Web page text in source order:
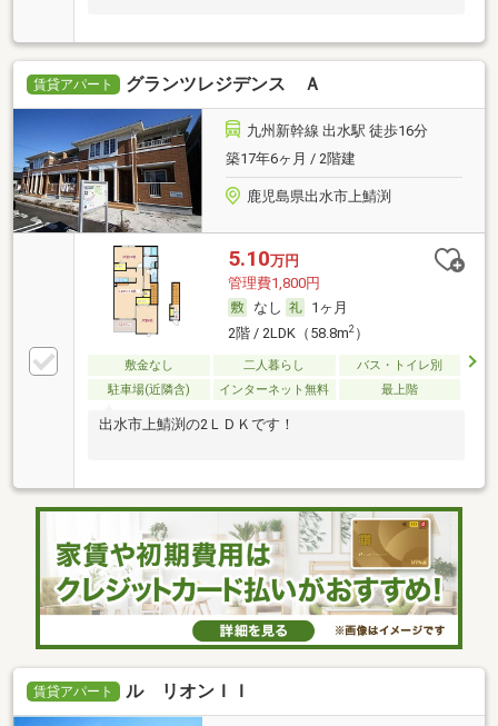
賃貸アパート グランツレジデンス Ａ
九州新幹線 出水駅 徒歩16分
築17年6ヶ月 / 2階建
鹿児島県出水市上鯖渕
5.10万円
管理費1,800円
なし
1ヶ月
2階 / 2LDK（58.8m2）
敷金なし 二人暮らし
バス・トイレ別
駐車場(近隣含)
インターネット無料 最上階
出水市上鯖渕の2ＬＤＫです！
賃貸アパート ル リオンＩＩ